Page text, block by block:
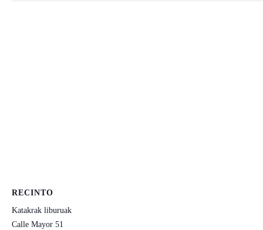
RECINTO
Katakrak liburuak
Calle Mayor 51